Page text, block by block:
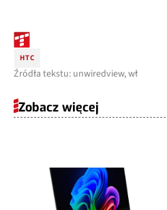
HTC
Źródła tekstu: unwiredview, wł
Zobacz więcej